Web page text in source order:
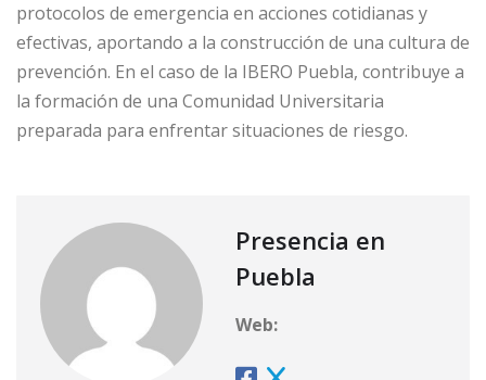
protocolos de emergencia en acciones cotidianas y
efectivas, aportando a la construcción de una cultura de
prevención. En el caso de la IBERO Puebla, contribuye a
la formación de una Comunidad Universitaria
preparada para enfrentar situaciones de riesgo.
Presencia en
Puebla
Web: